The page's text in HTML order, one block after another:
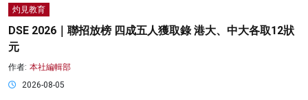
灼見教育
DSE 2026｜聯招放榜 四成五人獲取錄 港大、中大各取12狀
元
作者: 本社編輯部
2026-08-05